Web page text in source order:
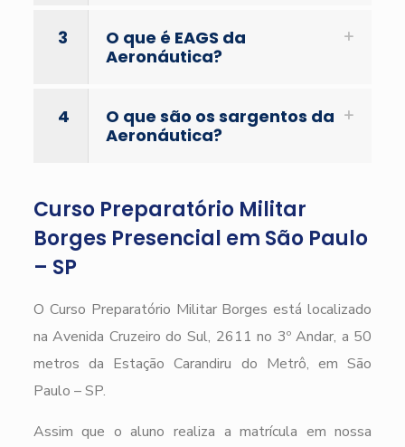
3
O que é EAGS da
Aeronáutica?
4
O que são os sargentos da
Aeronáutica?
Curso Preparatório Militar
Borges Presencial em São Paulo
– SP
O Curso Preparatório Militar Borges está localizado
na Avenida Cruzeiro do Sul, 2611 no 3º Andar, a 50
metros da Estação Carandiru do Metrô, em São
Paulo – SP.
Assim que o aluno realiza a matrícula em nossa